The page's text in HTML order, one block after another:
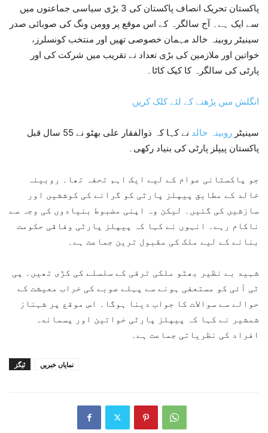
پاکستان تحریک انصاف پاکستان کی 3 بڑی سیاسی جماعتوں میں
سے ایک ہے۔ آج سالگرہ کے اس موقع پر وومن ونگ کی صوبائی صدر
سینیٹر روبینہ خالد مہمان خصوصی تھیں اور منتخب کونسلرز،
خواتین اور ملازمین کی بڑی تعداد نے تقریب میں شرکت کی اور
پارٹی کی سالگرہ کا کیک کاٹا۔
انگلش میں پڑھنے کے لئے کلک کریں
سینیٹر روبینہ خالد
نے کہا کہ ذوالفقار علی بھٹو نے 55 سال قبل
پاکستان پیپلز پارٹی کی بنیاد رکھی۔
جو پاکستانی عوام کے لیے ایک اہم تحفہ تھا۔ روبینہ
خالد کے مطابق پیپلز پارٹی کو گرانے کی کوششیں اور
سازشیں کی گئیں۔ لیکن وہ اپنی مضبوط بنیادوں کی وجہ سے
ناکام رہے۔ انہوں نے کہا کہ پیپلز پارٹی وفاقی حکومت
بنانے کے لیے ملک کی مقبول ترین جماعت ہے۔
شہید بے نظیر بھٹو ملکی ترقی کے سلسلے کی کڑی تھیں۔ پی
ٹی آئی کو مستعفی ہونے سے پہلے صوبے کی خراب معیشت کے
حوالے سے سوالات کا جواب دینا ہوگا۔ اس موقع پر شہناز
شمشیر نے کہا کہ پیپلز پارٹی خواتین اور پسماندہ
افراد کی نظریاتی جماعت ہے۔
ٹیگز نمایاں خبریں